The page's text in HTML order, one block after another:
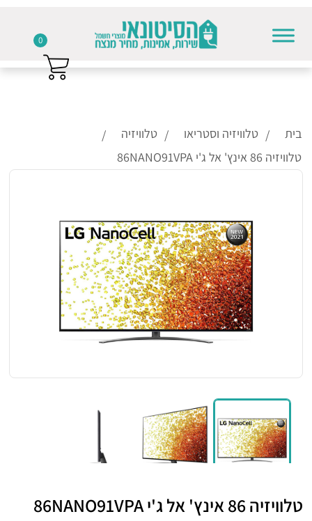
בית טלוויזיה וסטריאו
טלוויזיה
טלוויזיה 86 אינץ' אל ג'י 86NANO91VPA
טלוויזיה 86 אינץ' אל ג'י 86NANO91VPA
0